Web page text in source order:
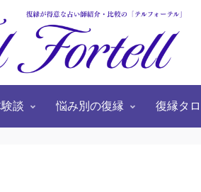
談 悩み別の復縁 復縁タ